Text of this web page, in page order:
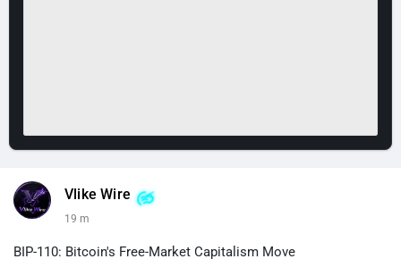
Vlike Wire
19 m
BIP-110: Bitcoin's Free-Market Capitalism Move